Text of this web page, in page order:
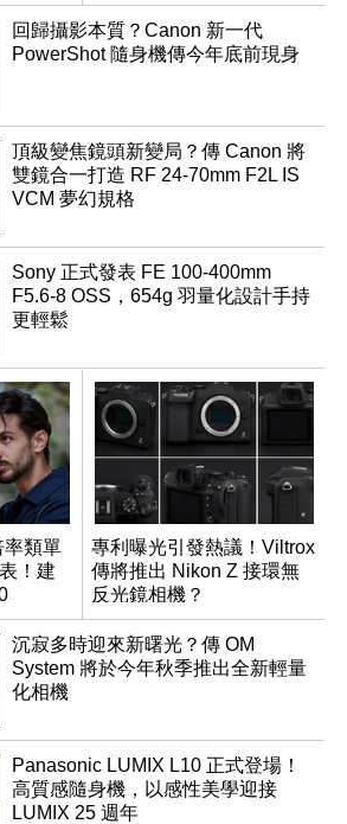
回歸攝影本質？Canon 新一代
PowerShot 隨身機傳今年底前現身
頂級變焦鏡頭新變局？傳 Canon 將
雙鏡合一打造 RF 24-70mm F2L IS
VCM 夢幻規格
Sony 正式發表 FE 100-400mm
F5.6-8 OSS，654g 羽量化設計手持
更輕鬆
率類單
！建
專利曝光引發熱議！Viltrox
傳將推出 Nikon Z 接環無
反光鏡相機？
沉寂多時迎來新曙光？傳 OM
System 將於今年秋季推出全新輕量
化相機
Panasonic LUMIX L10 正式登場！
高質感隨身機，以感性美學迎接
LUMIX 25 週年